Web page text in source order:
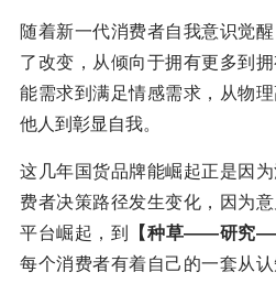
随着新一代消费者自我意识觉
了改变，从倾向于拥有更多到
能需求到满足情感需求，从物
他人到彰显自我。
这几年国货品牌能崛起正是因
费者决策路径发生变化，因为
平台崛起，到
【种草——研究
每个消费者有着自己的一套从